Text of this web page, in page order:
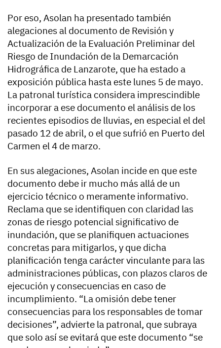
Por eso, Asolan ha presentado también
alegaciones al documento de Revisión y
Actualización de la Evaluación Preliminar del
Riesgo de Inundación de la Demarcación
Hidrográfica de Lanzarote, que ha estado a
exposición pública hasta este lunes 5 de mayo.
La patronal turística considera imprescindible
incorporar a ese documento el análisis de los
recientes episodios de lluvias, en especial el del
pasado 12 de abril, o el que sufrió en Puerto del
Carmen el 4 de marzo.
En sus alegaciones, Asolan incide en que este
documento debe ir mucho más allá de un
ejercicio técnico o meramente informativo.
Reclama que se identifiquen con claridad las
zonas de riesgo potencial significativo de
inundación, que se planifiquen actuaciones
concretas para mitigarlos, y que dicha
planificación tenga carácter vinculante para las
administraciones públicas, con plazos claros de
ejecución y consecuencias en caso de
incumplimiento. “La omisión debe tener
consecuencias para los responsables de tomar
decisiones”, advierte la patronal, que subraya
que solo así se evitará que este documento “se